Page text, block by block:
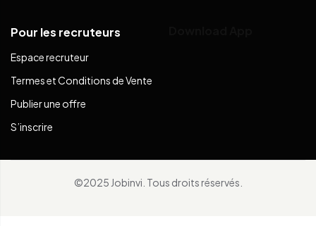
Pour les recruteurs
Espace recruteur
Termes et Conditions de Vente
Publier une offre
S’inscrire
©2025 Jobinvi. Tous droits réservés.